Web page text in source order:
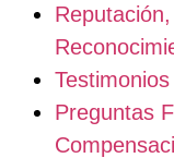
Preguntas